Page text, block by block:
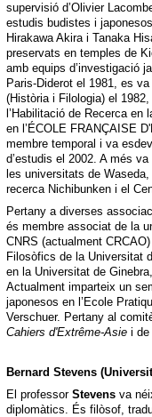
supervisió d’Olivier
estudis budistes i
Hirakawa Akira i Tanaka
preservats en temples de
amb equips d’investigació
Paris-Diderot el 1981, es
(Història i Filologia) el
l’Habilitació de Recerca
en l’ÉCOLE FRANÇAISE
membre temporal i va
d’estudis el 2002. A més
les universitats de
recerca Nichibunken i el
Pertany a diverses
és membre associat de la
CNRS (actualment
Filosòfics de la Universitat
en la Universitat de
Actualment imparteix un
japonesos en l’Ecole
Verschuer. Pertany al
Cahiers d'Extrême-Asie i de
Bernard Stevens
El professor Stevens va
diplomàtics. És filòsof,